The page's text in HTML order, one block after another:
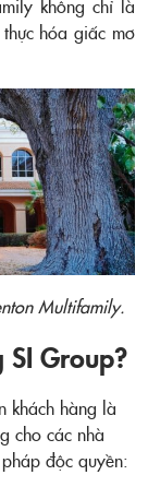
không chỉ là
hóa giấc mơ
Multifamily.
Group?
khách hàng là
cho các nhà
độc quyền: